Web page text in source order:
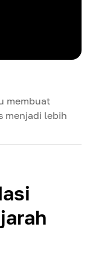
membuat
menjadi lebih